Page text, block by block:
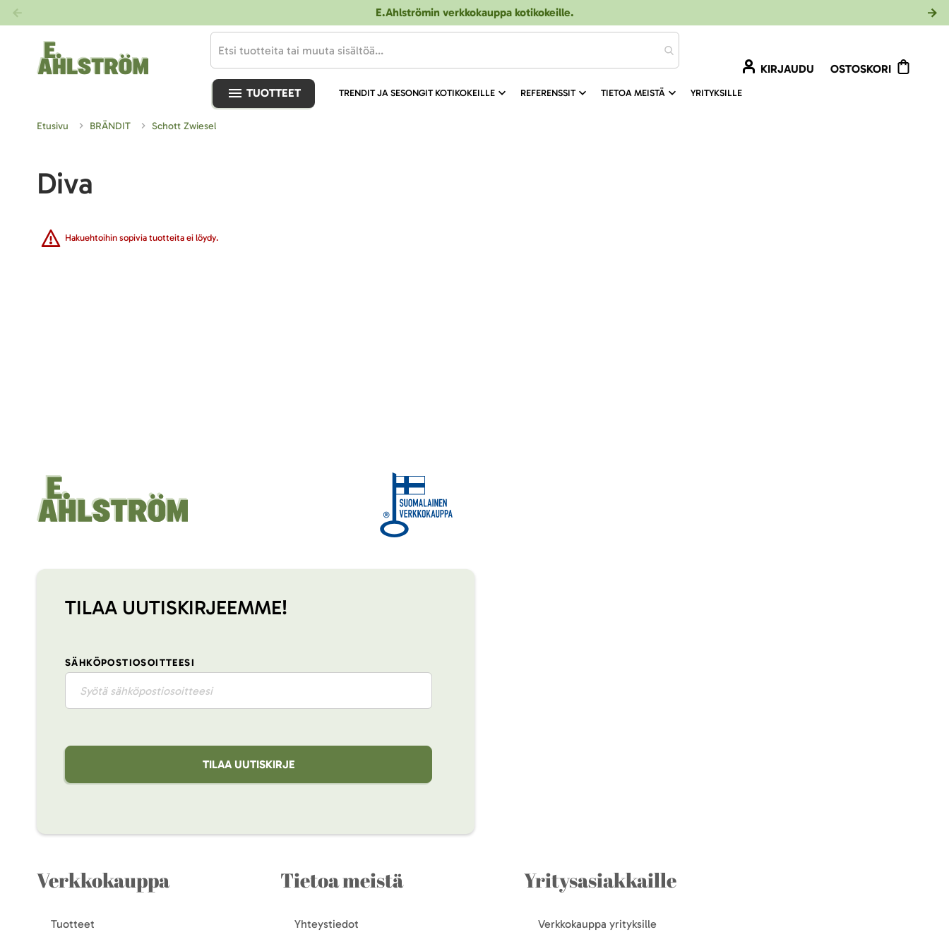
E.Ahlströmin verkkokauppa kotikokeille.
KIRJAUDU
OSTOSKORI
TUOTTEET
TRENDIT JA SESONGIT KOTIKOKEILLE REFERENSSIT TIETOA MEISTÄ YRITYKSILLE
Etusivu BRÄNDIT Schott Zwiesel
Diva
Hakuehtoihin sopivia tuotteita ei löydy.
TILAA UUTISKIRJEEMME!
SÄHKÖPOSTIOSOITTEESI
TILAA UUTISKIRJE
Verkkokauppa
Tuotteet
Tietoa meistä
Yhteystiedot
Yritysasiakkaille
Verkkokauppa yrityksille